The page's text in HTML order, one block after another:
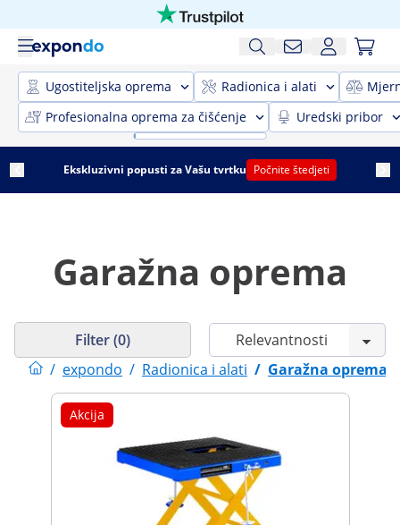
Ugostiteljska oprema Radionica i alati
Profesionalna oprema za čišćenje
Uredski pribor
Ekskluzivni popusti za Vašu tvrtku Počnite štedjeti
Garažna oprema
/ expondo / Radionica i alati / Garažna oprema
Filter (0)
Akcija